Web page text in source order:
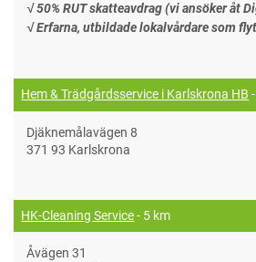
√ 50% RUT skatteavdrag (vi ansöker åt
√ Erfarna, utbildade lokalvårdare som
Hem & Trädgårdsservice i Karlskrona HB
Djäknemålavägen 8
371 93 Karlskrona
HK-Cleaning Service- 5 km
Åvägen 31